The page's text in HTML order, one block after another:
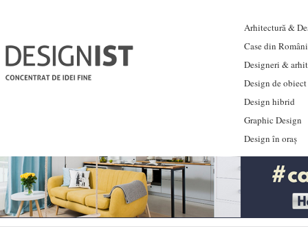
Arhitectură &
Case din
Designeri &
Design de obiect
Design hibrid
Graphic Design
Design în oraș